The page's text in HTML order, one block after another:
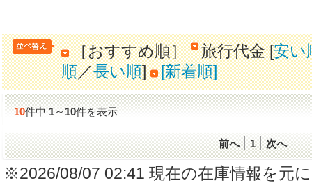
［おすすめ順］ 旅行代金 [安い
順／長い順] [新着順]
10件中1～10件を表示
前へ 1 次へ
※2026/08/07 02:41 現在の在庫情報を元